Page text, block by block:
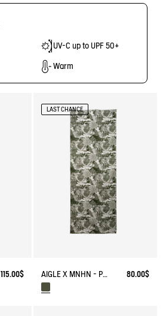
UV-C up to UPF 50+
Warm
115.00$
LAST CHANCE
AIGLE X MNHN - PRINTED SCARF 80.00$